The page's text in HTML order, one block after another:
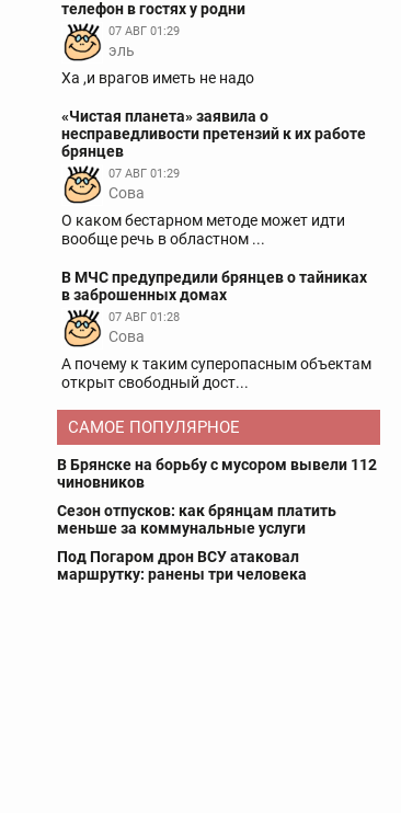
телефон в гостях у родни
07 АВГ 01:29
эль
Ха ,и врагов иметь не надо
«Чистая планета» заявила о
несправедливости претензий к их работе
брянцев
07 АВГ 01:29
Сова
О каком бестарном методе может идти
вообще речь в областном ...
В МЧС предупредили брянцев о тайниках
в заброшенных домах
07 АВГ 01:28
Сова
А почему к таким суперопасным объектам
открыт свободный дост...
САМОЕ ПОПУЛЯРНОЕ
В Брянске на борьбу с мусором вывели 112
чиновников
Сезон отпусков: как брянцам платить
меньше за коммунальные услуги
Под Погаром дрон ВСУ атаковал
маршрутку: ранены три человека